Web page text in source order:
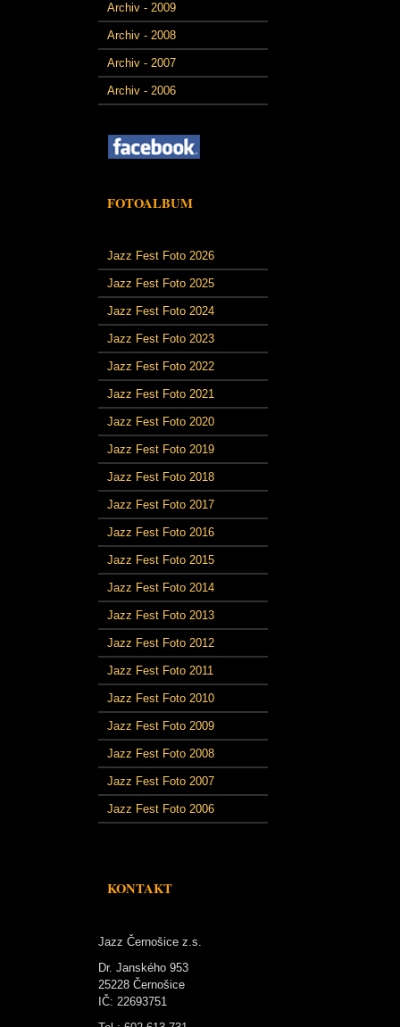
Archiv - 2009
Archiv - 2008
Archiv - 2007
Archiv - 2006
FOTOALBUM
Jazz Fest Foto 2026
Jazz Fest Foto 2025
Jazz Fest Foto 2024
Jazz Fest Foto 2023
Jazz Fest Foto 2022
Jazz Fest Foto 2021
Jazz Fest Foto 2020
Jazz Fest Foto 2019
Jazz Fest Foto 2018
Jazz Fest Foto 2017
Jazz Fest Foto 2016
Jazz Fest Foto 2015
Jazz Fest Foto 2014
Jazz Fest Foto 2013
Jazz Fest Foto 2012
Jazz Fest Foto 2011
Jazz Fest Foto 2010
Jazz Fest Foto 2009
Jazz Fest Foto 2008
Jazz Fest Foto 2007
Jazz Fest Foto 2006
KONTAKT
Jazz Černošice z.s.
Dr. Janského 953
25228 Černošice
IČ: 22693751